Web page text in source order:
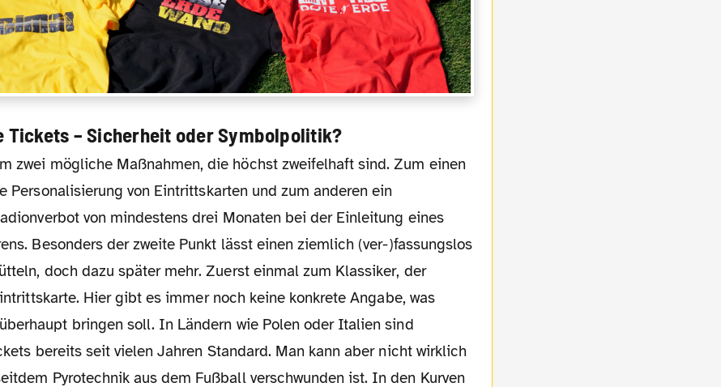
Tickets – Sicherheit oder Symbolpolitik?
Personalisierung von Eintrittskarten und zum anderen ein
von mindestens drei Monaten bei der Einleitung eines
Besonders der zweite Punkt lässt einen ziemlich (ver-)fassungslos
doch dazu später mehr. Zuerst einmal zum Klassiker, der
Hier gibt es immer noch keine konkrete Angabe, was
bringen soll. In Ländern wie Polen oder Italien sind
bereits seit vielen Jahren Standard. Man kann aber nicht wirklich
Pyrotechnik aus dem Fußball verschwunden ist. In den Kurven